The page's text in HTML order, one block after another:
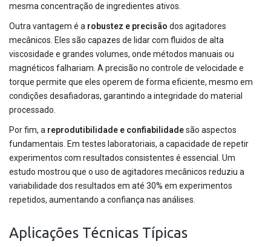
mesma concentração de ingredientes ativos.
Outra vantagem é a robustez e precisão dos agitadores
mecânicos. Eles são capazes de lidar com fluidos de alta
viscosidade e grandes volumes, onde métodos manuais ou
magnéticos falhariam. A precisão no controle de velocidade e
torque permite que eles operem de forma eficiente, mesmo em
condições desafiadoras, garantindo a integridade do material
processado.
Por fim, a reprodutibilidade e confiabilidadesão aspectos
fundamentais. Em testes laboratoriais, a capacidade de repetir
experimentos com resultados consistentes é essencial. Um
estudo mostrou que o uso de agitadores mecânicos reduziu a
variabilidade dos resultados em até 30% em experimentos
repetidos, aumentando a confiança nas análises.
Aplicações Técnicas Típicas